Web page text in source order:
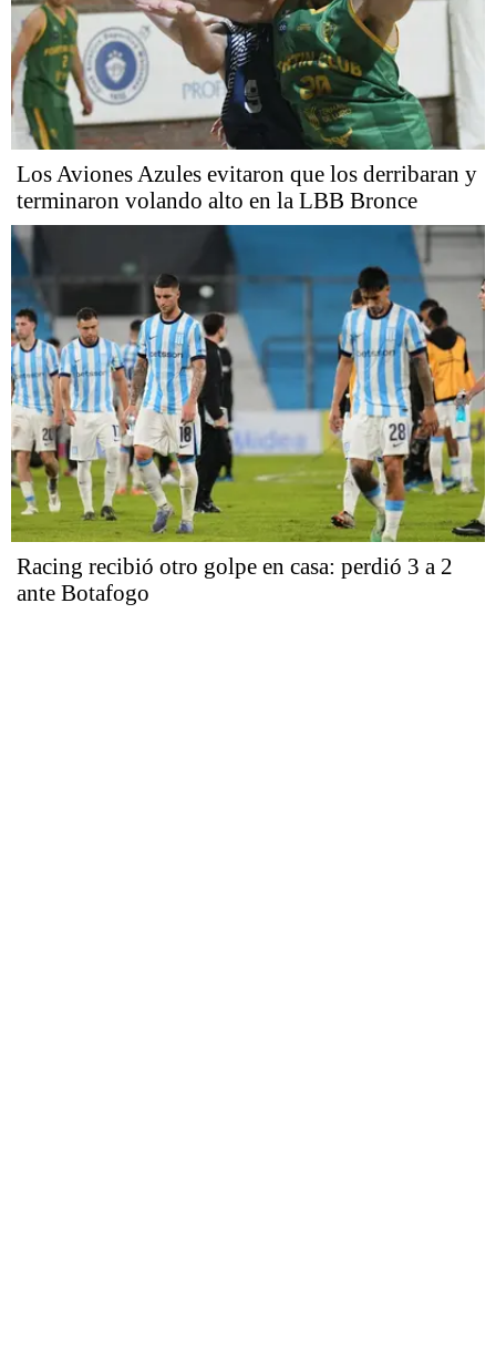
Los Aviones Azules evitaron que los derribaran y
terminaron volando alto en la LBB Bronce
Racing recibió otro golpe en casa: perdió 3 a 2
ante Botafogo